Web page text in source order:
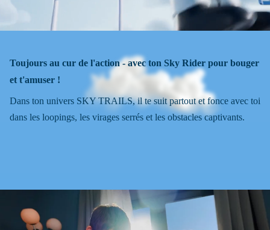
Toujours au cur de l'action - avec ton Sky Rider pour bouger
et t'amuser !
Dans ton univers SKY TRAILS, il te suit partout et fonce avec toi
dans les loopings, les virages serrés et les obstacles captivants.